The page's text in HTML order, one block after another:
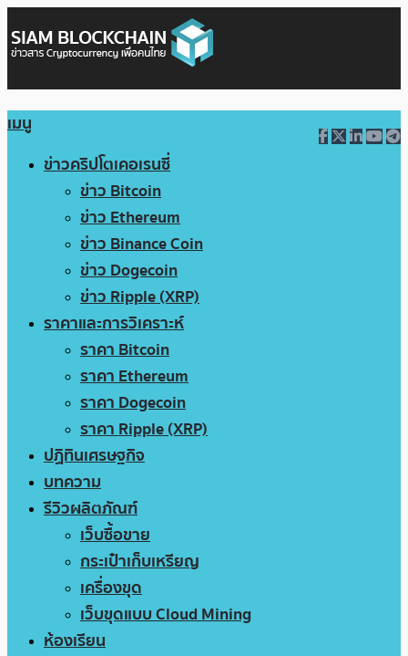
เมนู
ข่าวคริปโตเคอเรนซี่
ข่าว Bitcoin
ข่าว Ethereum
ข่าว Binance Coin
ข่าว Dogecoin
ข่าว Ripple (XRP)
ราคาและการวิเคราะห์
ราคา Bitcoin
ราคา Ethereum
ราคา Dogecoin
ราคา Ripple (XRP)
ปฏิทินเศรษฐกิจ
บทความ
รีวิวผลิตภัณฑ์
เว็บซื้อขาย
กระเป๋าเก็บเหรียญ
เครื่องขุด
เว็บขุดแบบ Cloud Mining
ห้องเรียน